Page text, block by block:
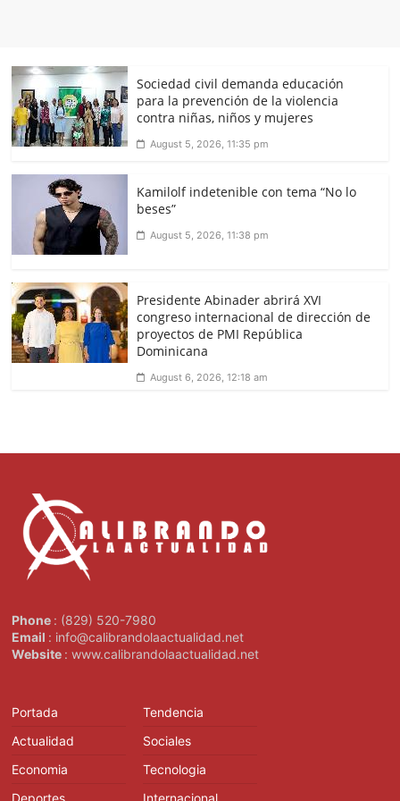
Sociedad civil demanda educación
para la prevención de la violencia
contra niñas, niños y mujeres
August 5, 2026, 11:35 pm
Kamilolf indetenible con tema “No lo
beses”
August 5, 2026, 11:38 pm
Presidente Abinader abrirá XVI
congreso internacional de dirección de
proyectos de PMI República
Dominicana
August 6, 2026, 12:18 am
Phone : (829) 520-7980
Email : info@calibrandolaactualidad.net
Website : www.calibrandolaactualidad.net
Portada
Actualidad
Economia
Deportes
Tendencia
Sociales
Tecnologia
Internacional